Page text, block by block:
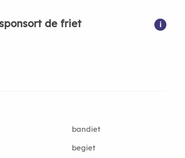
sponsort de friet i
bandiet
begiet